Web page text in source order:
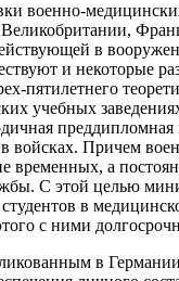
военно-
в
и некоторые
пятилетнего
учебных
преддипломная
войсках. Причем
временных, а
С этой целью
студентов в
с ними
в